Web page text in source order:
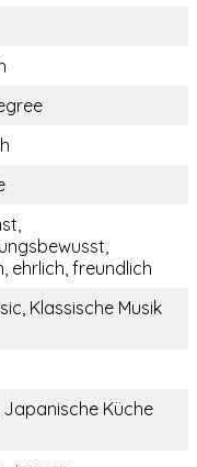
ehrlich, freundlich
Klassische Musik
Japanische Küche